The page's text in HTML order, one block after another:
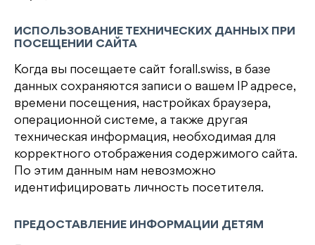
ИСПОЛЬЗОВАНИЕ ТЕХНИЧЕСКИХ ДАННЫХ ПРИ
ПОСЕЩЕНИИ САЙТА
Когда вы посещаете сайт forall.swiss, в базе
данных сохраняются записи о вашем IP адресе,
времени посещения, настройках браузера,
операционной системе, а также другая
техническая информация, необходимая для
корректного отображения содержимого сайта.
По этим данным нам невозможно
идентифицировать личность посетителя.
ПРЕДОСТАВЛЕНИЕ ИНФОРМАЦИИ ДЕТЯМ